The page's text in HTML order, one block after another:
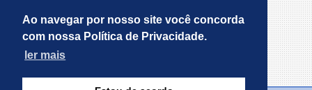
Ao navegar por nosso site você concorda
com nossa Política de Privacidade.
ler mais